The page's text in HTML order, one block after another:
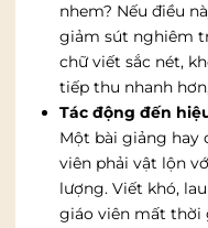
nhem? Nếu điều
giảm sút nghiêm
chữ viết sắc nét,
tiếp thu nhanh
Tác động đến
Một bài giảng hay
viên phải vật lộn
lượng. Viết khó,
giáo viên mất thời